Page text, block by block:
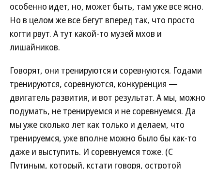
особенно идет, но, может быть, там уже все ясно.
Но в целом же все бегут вперед так, что просто
когти рвут. А тут какой-то музей мхов и
лишайников.
Говорят, они тренируются и соревнуются. Годами
тренируются, соревнуются, конкуренция —
двигатель развития, и вот результат. А мы, можно
подумать, не тренируемся и не соревнуемся. Да
мы уже сколько лет как только и делаем, что
тренируемся, уже вполне можно было бы как-то
даже и выступить. И соревнуемся тоже. (С
Путиным, который, кстати говоря, остротой